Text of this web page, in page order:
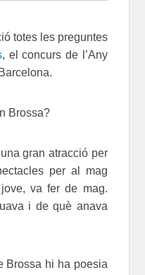
totes les preguntes
, el concurs de l’Any
Brossa?
gran atracció per
per al mag
va fer de mag.
i de què anava
Brossa hi ha poesia